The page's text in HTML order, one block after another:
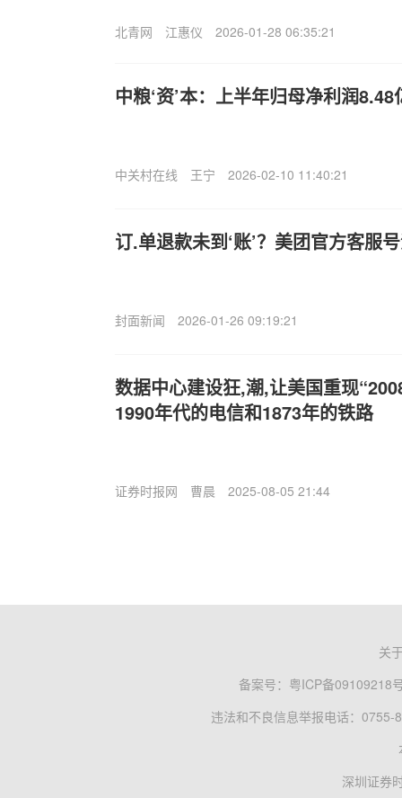
北青网 江惠仪 2026-01-28 06:35:21
中粮‘资’本：上半年归母净利润
中关村在线 王宁 2026-02-10 11:40:21
订.单退款未到‘账’？美团官方客服
封面新闻 2026-01-26 09:19:21
数据中心建设狂,潮,让美国重现
1990年代的电信和1873年的铁路
证券时报网 曹晨 2025-08-05 21:44
关
备案号： 粤ICP备09109218
违法和不良信息举报电话：0755-
深圳证券